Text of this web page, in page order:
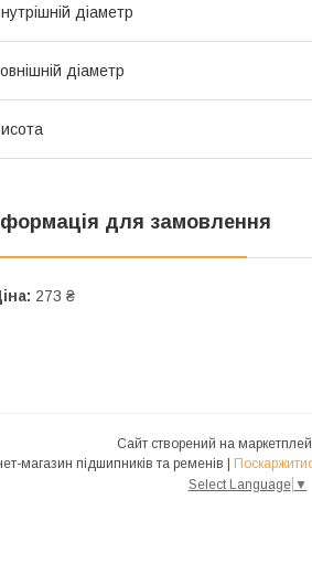
діаметр
діаметр
для замовлення
273 ₴
Сайт створений на
Select Language ▼